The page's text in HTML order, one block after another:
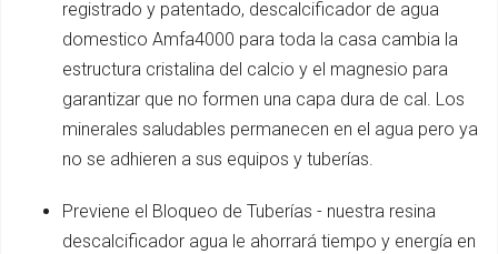
registrado y patentado, descalcificador de agua
domestico Amfa4000 para toda la casa cambia la
estructura cristalina del calcio y el magnesio para
garantizar que no formen una capa dura de cal. Los
minerales saludables permanecen en el agua pero ya
no se adhieren a sus equipos y tuberías.
Previene el Bloqueo de Tuberías - nuestra resina
descalcificador agua le ahorrará tiempo y energía en